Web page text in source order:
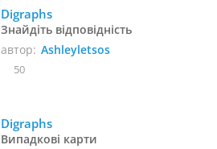
Digraphs
Знайдіть відповідність
автор: Ashleyletsos
50
Digraphs
Випадкові карти